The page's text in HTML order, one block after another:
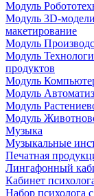
Модуль
Модуль 3D-
макетирование
Модуль
Модуль
продуктов
Модуль
Модуль
Модуль
Модуль
Музыка
Музыкальные
Печатная
Лингафонный
Кабинет
Набор психолога